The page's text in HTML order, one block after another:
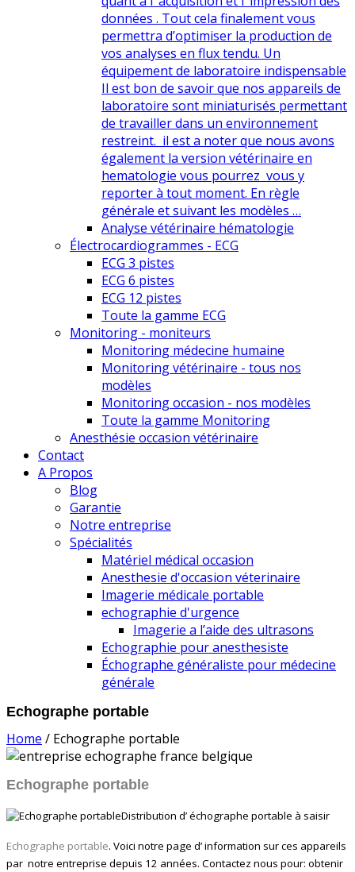
données . Tout cela finalement vous
permettra d’optimiser la production de
vos analyses en flux tendu. Un
équipement de laboratoire indispensable
Il est bon de savoir que nos appareils de
laboratoire sont miniaturisés permettant
de travailler dans un environnement
restreint. il est a noter que nous avons
également la version vétérinaire en
hematologie vous pourrez vous y
reporter à tout moment. En règle
générale et suivant les modèles …
Analyse vétérinaire hématologie
Électrocardiogrammes - ECG
ECG 3 pistes
ECG 6 pistes
ECG 12 pistes
Toute la gamme ECG
Monitoring - moniteurs
Monitoring médecine humaine
Monitoring vétérinaire - tous nos
modèles
Monitoring occasion - nos modèles
Toute la gamme Monitoring
Anesthésie occasion vétérinaire
Contact
A Propos
Blog
Garantie
Notre entreprise
Spécialités
Matériel médical occasion
Anesthesie d'occasion véterinaire
Imagerie médicale portable
echographie d'urgence
Imagerie a l’aide des ultrasons
Echographie pour anesthesiste
Échographe généraliste pour médecine
générale
Echographe portable
Home / Echographe portable
Echographe portable
Distribution d’ échographe portable à saisir
Echographe portable. Voici notre page d’ information sur ces appareils
par notre entreprise depuis 12 années. Contactez nous pour: obtenir